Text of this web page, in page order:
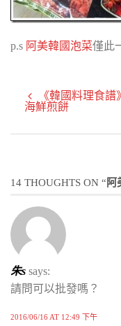
p.s 阿美韓國泡菜僅此
《韓國料理食譜》
海鮮煎餅
14 THOUGHTS ON “阿
朱s says:
請問可以批發嗎？
2016/06/16 AT 12:49 下午